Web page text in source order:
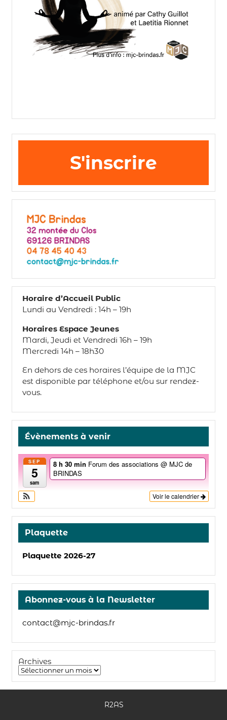
S'inscrire
Horaire d’Accueil Public
Lundi au Vendredi : 14h – 19h
Horaires Espace Jeunes
Mardi, Jeudi et Vendredi 16h – 19h
Mercredi 14h – 18h30
En dehors de ces horaires l’équipe de la MJC
est disponible par téléphone et/ou sur rendez-
vous.
Évènements à venir
SEP
5
sam
8 h 30 min Forum des associations @ MJC de
BRINDAS
Voir le calendrier
Plaquette
Plaquette 2026-27
Abonnez-vous à la Newsletter
contact@mjc-brindas.fr
Archives
R2AS